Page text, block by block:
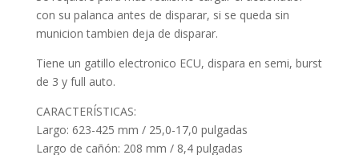
con su palanca antes de disparar, si se queda sin
municion tambien deja de disparar.
Tiene un gatillo electronico ECU, dispara en semi, burst
de 3 y full auto.
CARACTERÍSTICAS:
Largo: 623-425 mm / 25,0-17,0 pulgadas
Largo de cañón: 208 mm / 8,4 pulgadas